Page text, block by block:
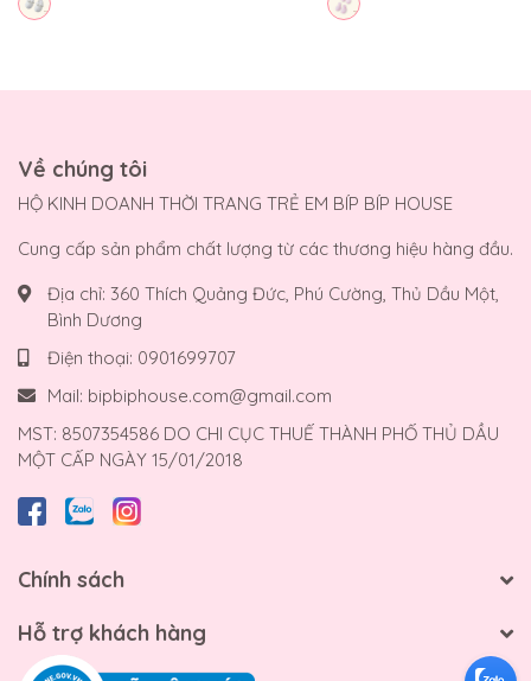
Về chúng tôi
HỘ KINH DOANH THỜI TRANG TRẺ EM BÍP BÍP HOUSE
Cung cấp sản phẩm chất lượng từ các thương hiệu hàng đầu.
Địa chỉ: 360 Thích Quảng Đức, Phú Cường, Thủ Dầu Một,
Bình Dương
Điện thoại: 0901699707
Mail: bipbiphouse.com@gmail.com
MST: 8507354586 DO CHI CỤC THUẾ THÀNH PHỐ THỦ DẦU
MỘT CẤP NGÀY 15/01/2018
Chính sách
Hỗ trợ khách hàng